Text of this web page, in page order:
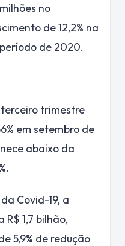
no
de 12,2% na
de 2020.
trimestre
em setembro de
abaixo da
Covid-19, a
1,7 bilhão,
5,9% de redução